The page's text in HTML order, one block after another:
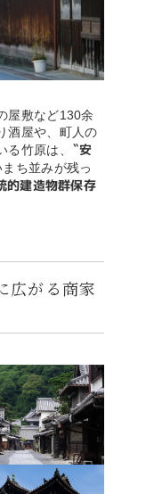
屋敷など130余
酒屋や、町人の
竹原は、 〝安
ち並みが残っ
的建造物群保存
広がる商家